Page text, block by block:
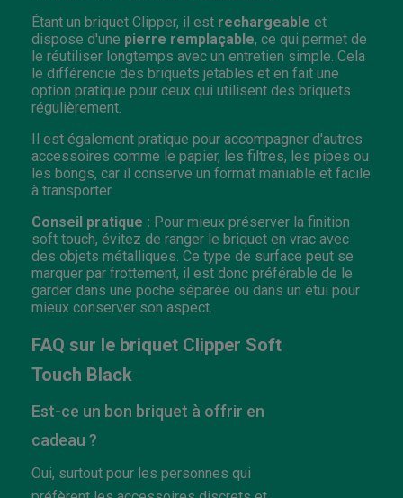
Étant un briquet Clipper, il est rechargeable et
dispose d'une pierre remplaçable, ce qui permet de
le réutiliser longtemps avec un entretien simple. Cela
le différencie des briquets jetables et en fait une
option pratique pour ceux qui utilisent des briquets
régulièrement.
Il est également pratique pour accompagner d'autres
accessoires comme le papier, les filtres, les pipes ou
les bongs, car il conserve un format maniable et facile
à transporter.
Conseil pratique : Pour mieux préserver la finition
soft touch, évitez de ranger le briquet en vrac avec
des objets métalliques. Ce type de surface peut se
marquer par frottement, il est donc préférable de le
garder dans une poche séparée ou dans un étui pour
mieux conserver son aspect.
FAQ sur le briquet Clipper Soft
Touch Black
Est-ce un bon briquet à offrir en
cadeau ?
Oui, surtout pour les personnes qui